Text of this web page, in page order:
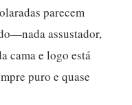
parecem
assustador,
cama e logo está
puro e quase